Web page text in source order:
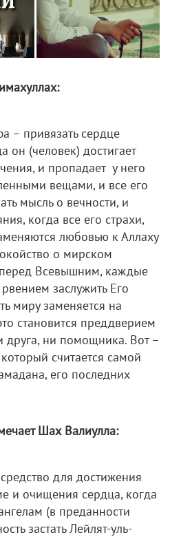
– привязать сердце
он (человек) достигает
и пропадает у него
вещами, и все его
мысль о вечности, и
когда все его страхи,
любовью к Аллаху
о мирском
перед Всевышним, каждые
заслужить Его
миру заменяется на
становится преддверием
друга, ни помощника. Вот –
считается самой
его последних
Шах Валиулла:
для достижения
и очищения сердца, когда
(в преданности
застать Лейлят-уль-